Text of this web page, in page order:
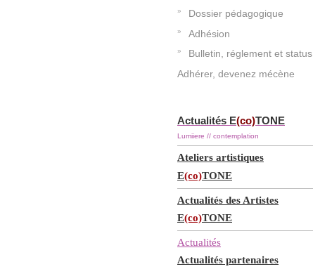
Dossier pédagogique
Adhésion
Bulletin, réglement et status
Adhérer, devenez mécène
Actualités E(co)TONE
Lumiiere // contemplation
Ateliers artistiques
E(co)TONE
Actualités des Artistes
E(co)TONE
Actualités
Actualités partenaires